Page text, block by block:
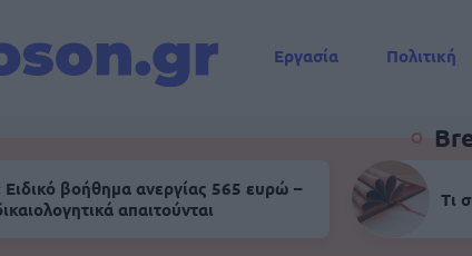
Εργασία Πολιτική
βοήθημα ανεργίας 565 ευρώ –
απαιτούνται
Τι